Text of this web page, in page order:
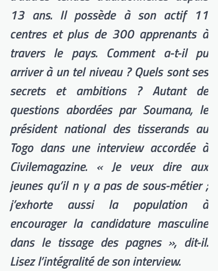
13 ans. Il possède à son actif 11
centres et plus de 300 apprenants à
travers le pays. Comment a-t-il pu
arriver à un tel niveau ? Quels sont ses
secrets et ambitions ? Autant de
questions abordées par Soumana, le
président national des tisserands au
Togo dans une interview accordée à
Civilemagazine. « Je veux dire aux
jeunes qu’il n y a pas de sous-métier ;
j’exhorte aussi la population à
encourager la candidature masculine
dans le tissage des pagnes », dit-il.
Lisez l’intégralité de son interview.